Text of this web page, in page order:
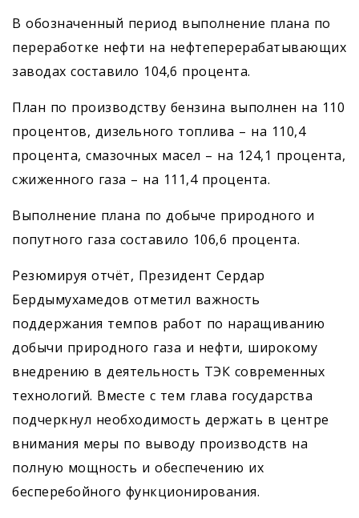
В обозначенный период выполнение плана по
переработке нефти на нефтеперерабатывающих
заводах составило 104,6 процента.
План по производству бензина выполнен на 110
процентов, дизельного топлива – на 110,4
процента, смазочных масел – на 124,1 процента,
сжиженного газа – на 111,4 процента.
Выполнение плана по добыче природного и
попутного газа составило 106,6 процента.
Резюмируя отчёт, Президент Сердар
Бердымухамедов отметил важность
поддержания темпов работ по наращиванию
добычи природного газа и нефти, широкому
внедрению в деятельность ТЭК современных
технологий. Вместе с тем глава государства
подчеркнул необходимость держать в центре
внимания меры по выводу производств на
полную мощность и обеспечению их
бесперебойного функционирования.